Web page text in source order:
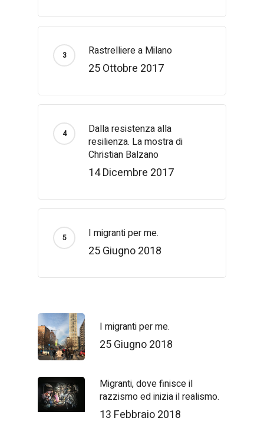
Rastrelliere a Milano
25 Ottobre 2017
Dalla resistenza alla
resilienza. La mostra di
Christian Balzano
14 Dicembre 2017
I migranti per me.
25 Giugno 2018
I migranti per me.
25 Giugno 2018
Migranti, dove finisce il
razzismo ed inizia il realismo.
13 Febbraio 2018